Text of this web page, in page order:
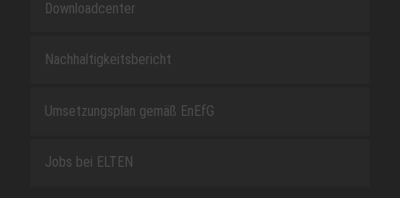
Downloadcenter
Nachhaltigkeitsbericht
Umsetzungsplan gemäß EnEfG
Jobs bei ELTEN